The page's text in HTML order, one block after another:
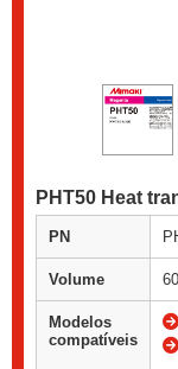
PHT50 Heat
PN
Volume
Modelos
compatíveis